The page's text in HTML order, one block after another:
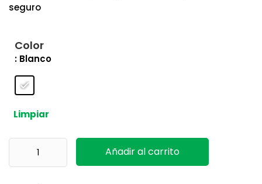
seguro
Color
: Blanco
Limpiar
Respirador Aura 9205 N95 3M cantidad
Añadir al carrito